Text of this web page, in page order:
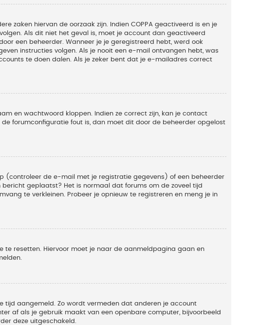
zaken hiervan de oorzaak zijn. Indien COPPA geactiveerd is en je
Als dit niet het geval is, moet je account dan geactiveerd
een beheerder. Wanneer je je geregistreerd hebt, werd ook
instructies volgen. Als je nooit een e-mail ontvangen hebt, was
te doen dalen. Als je zeker bent dat je e-mailadres correct
en wachtwoord kloppen. Indien ze correct zijn, kan je contact
forumconfiguratie fout is, dan moet dit door de beheerder opgelost
(controleer de e-mail met je registratie gegevens) of een beheerder
geplaatst? Het is normaal dat forums om de zoveel tijd
te verkleinen. Probeer je opnieuw te registreren en meng je in
te resetten. Hiervoor moet je naar de aanmeldpagina gaan en
tijd aangemeld. Zo wordt vermeden dat anderen je account
af als je gebruik maakt van een openbare computer, bijvoorbeeld
deze uitgeschakeld.